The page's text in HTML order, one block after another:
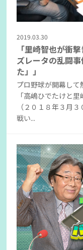
2019.03.30
「里崎智也が衝
ズレータの乱闘
た」」
プロ野球が開幕して
「高嶋ひでたけと
（２０１８年３月
戦い...